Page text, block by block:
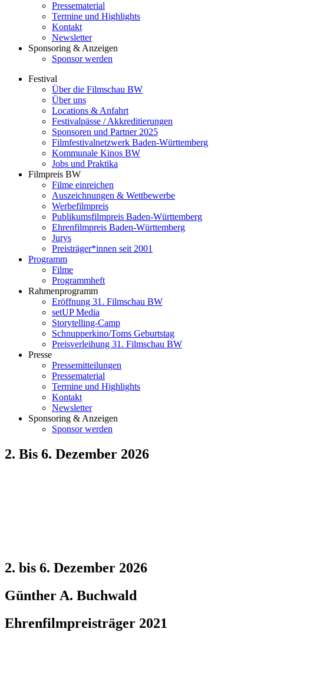
Pressematerial
Termine und Highlights
Kontakt
Newsletter
Sponsoring & Anzeigen
Sponsor werden
Festival
Über die Filmschau BW
Über uns
Locations & Anfahrt
Festivalpässe / Akkreditierungen
Sponsoren und Partner 2025
Filmfestivalnetzwerk ­Baden-Württemberg
Kommunale Kinos BW
Jobs und Praktika
Filmpreis BW
Filme einreichen
Auszeichnungen & Wettbewerbe
Werbefilmpreis
Publikumsfilmpreis Baden-Württemberg
Ehrenfilmpreis Baden-Württemberg
Jurys
Preisträger*innen seit 2001
Programm
Filme
Programmheft
Rahmenprogramm
Eröffnung 31. Filmschau BW
setUP Media
Storytelling-Camp
Schnupperkino/Toms Geburtstag
Preisverleihung 31. Filmschau BW
Presse
Pressemitteilungen
Pressematerial
Termine und Highlights
Kontakt
Newsletter
Sponsoring & Anzeigen
Sponsor werden
2. Bis 6. Dezember 2026
2. bis 6. Dezember 2026
Günther A. Buchwald
Ehrenfilmpreisträger 2021